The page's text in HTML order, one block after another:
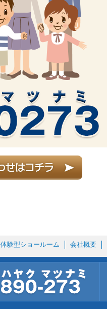
体験型ショールーム 会社概要